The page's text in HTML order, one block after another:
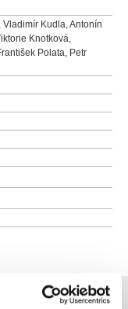
Vladimír Kudla, Antonín
Knotková,
Polata, Petr